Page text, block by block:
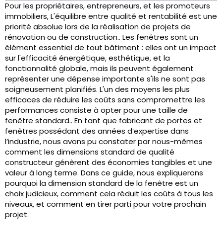
Pour les propriétaires, entrepreneurs, et les promoteurs
immobiliers, L'équilibre entre qualité et rentabilité est une
priorité absolue lors de la réalisation de projets de
rénovation ou de construction.. Les fenêtres sont un
élément essentiel de tout bâtiment : elles ont un impact
sur l'efficacité énergétique, esthétique, et la
fonctionnalité globale, mais ils peuvent également
représenter une dépense importante s'ils ne sont pas
soigneusement planifiés. L'un des moyens les plus
efficaces de réduire les coûts sans compromettre les
performances consiste à opter pour une taille de
fenêtre standard.. En tant que fabricant de portes et
fenêtres possédant des années d’expertise dans
l’industrie, nous avons pu constater par nous-mêmes
comment les dimensions standard de qualité
constructeur génèrent des économies tangibles et une
valeur à long terme. Dans ce guide, nous expliquerons
pourquoi la dimension standard de la fenêtre est un
choix judicieux, comment cela réduit les coûts à tous les
niveaux, et comment en tirer parti pour votre prochain
projet.